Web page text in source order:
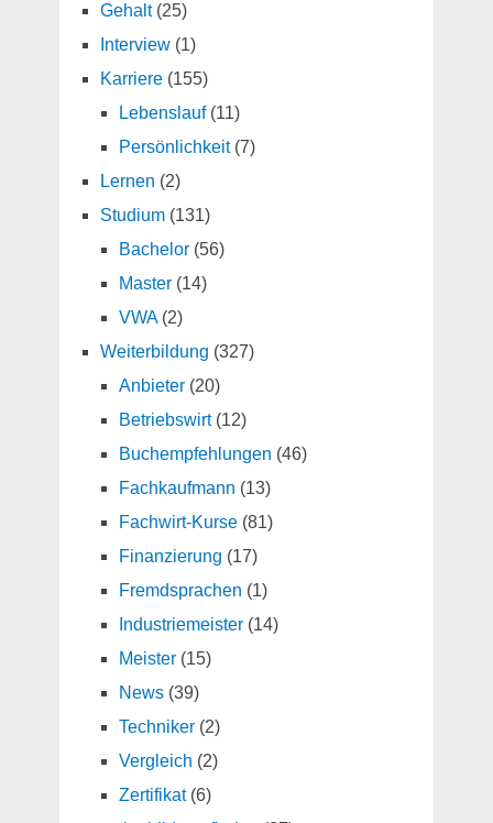
Gehalt(25)
Interview(1)
Karriere(155)
Lebenslauf(11)
Persönlichkeit(7)
Lernen (2)
Studium(131)
Bachelor(56)
Master(14)
VWA(2)
Weiterbildung (327)
Anbieter(20)
Betriebswirt(12)
Buchempfehlungen (46)
Fachkaufmann (13)
Fachwirt-Kurse(81)
Finanzierung (17)
Fremdsprachen (1)
Industriemeister(14)
Meister(15)
News(39)
Techniker(2)
Vergleich (2)
Zertifikat(6)